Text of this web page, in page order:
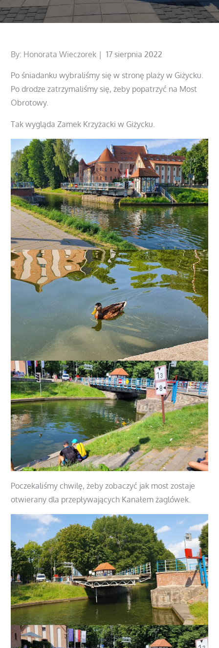
By: Honorata Wieczorek
Posted
17 sierpnia 2022
Po śniadanku wybraliśmy się w stronę plaży w Giżycku.
Po drodze zatrzymaliśmy się, żeby popatrzyć na Most
Obrotowy.
Tak wygląda Zamek Krzyżacki w Giżycku.
Poczekaliśmy chwilę, żeby zobaczyć jak most zostaje
otwierany dla przepływających Kanałem żaglówek.